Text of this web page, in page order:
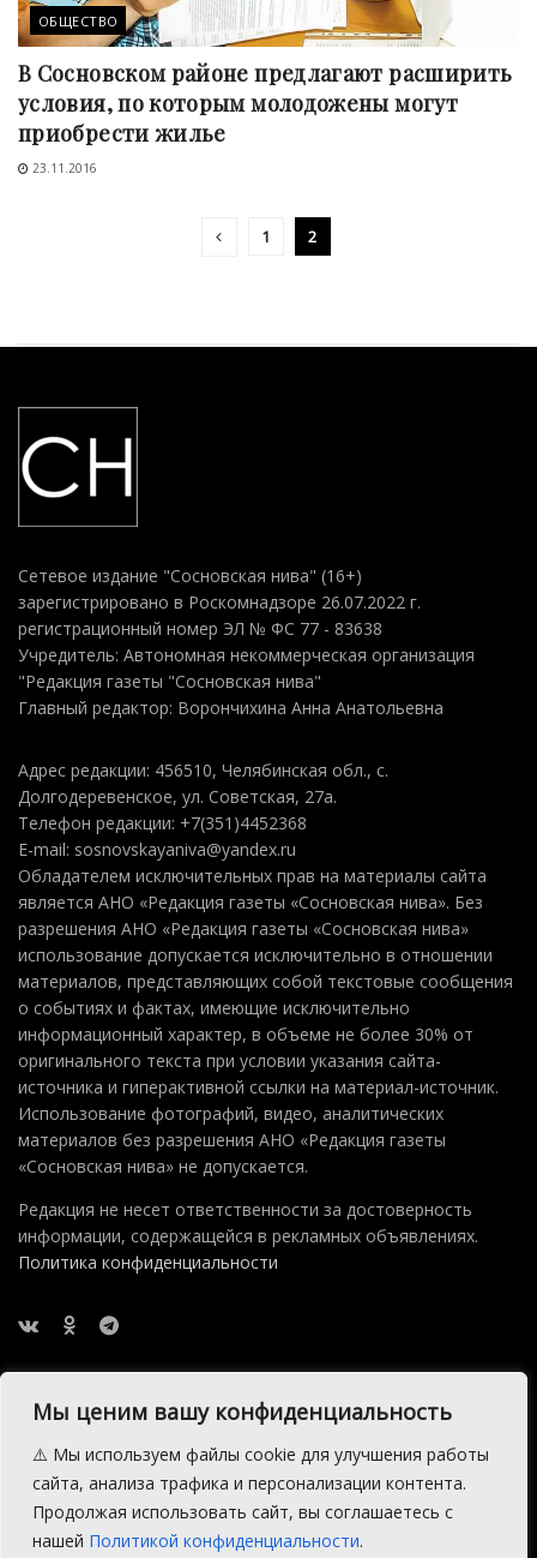
Мы ценим вашу конфиденциальность
⚠️ Мы используем файлы cookie для улучшения работы
сайта, анализа трафика и персонализации контента.
Продолжая использовать сайт, вы соглашаетесь с
нашей Политикой конфиденциальности.
ОБЩЕСТВО
В Сосновском районе предлагают расширить
условия, по которым молодожены могут
приобрести жилье
23.11.2016
1 2
Сетевое издание "Сосновская нива" (16+)
зарегистрировано в Роскомнадзоре 26.07.2022 г.
регистрационный номер ЭЛ № ФС 77 - 83638
Учредитель: Автономная некоммерческая организация
"Редакция газеты "Сосновская нива"
Главный редактор: Ворончихина Анна Анатольевна
Адрес редакции: 456510, Челябинская обл., с.
Долгодеревенское, ул. Советская, 27а.
Телефон редакции: +7(351)4452368
E-mail: sosnovskayaniva@yandex.ru
Обладателем исключительных прав на материалы сайта
является АНО «Редакция газеты «Сосновская нива». Без
разрешения АНО «Редакция газеты «Сосновская нива»
использование допускается исключительно в отношении
материалов, представляющих собой текстовые сообщения
о событиях и фактах, имеющие исключительно
информационный характер, в объеме не более 30% от
оригинального текста при условии указания сайта-
источника и гиперактивной ссылки на материал-источник.
Использование фотографий, видео, аналитических
материалов без разрешения АНО «Редакция газеты
«Сосновская нива» не допускается.
Редакция не несет ответственности за достоверность
информации, содержащейся в рекламных объявлениях.
Политика конфиденциальности
2015 — 2026 © АНО Редакция газеты Сосновская Нива
Производство сайта:Андрей Петрович Попов, 1988 — 2026.